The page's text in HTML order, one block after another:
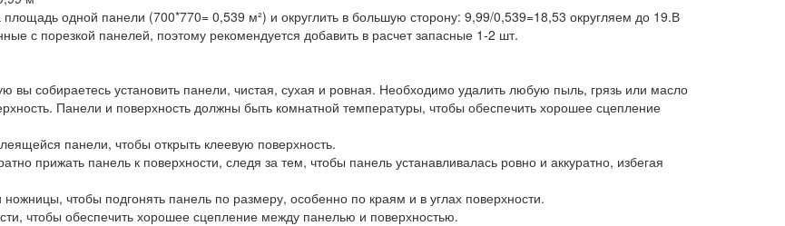
одной панели (700*770= 0,539 м²) и округлить в большую сторону: 9,99/0,539=18,53 округляем до 19.В
с порезкой панелей, поэтому рекомендуется добавить в расчет запасные 1-2 шт.
вы собираетесь установить панели, чистая, сухая и ровная. Необходимо удалить любую пыль, грязь или масло
Панели и поверхность должны быть комнатной температуры, чтобы обеспечить хорошее сцепление
панели, чтобы открыть клеевую поверхность.
прижать панель к поверхности, следя за тем, чтобы панель устанавливалась ровно и аккуратно, избегая
чтобы подгонять панель по размеру, особенно по краям и в углах поверхности.
чтобы обеспечить хорошее сцепление между панелью и поверхностью.